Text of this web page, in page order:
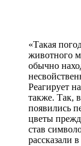
«Такая
животного
обычно
Реагирует
также. Так,
появились
цветы
став
рассказали